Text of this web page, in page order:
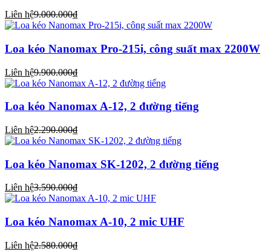
Liên hệ9.000.000₫
Loa kéo Nanomax Pro-215i, công suất max 2200W
Liên hệ9.900.000₫
Loa kéo Nanomax A-12, 2 đường tiếng
Liên hệ2.290.000₫
Loa kéo Nanomax SK-1202, 2 đường tiếng
Liên hệ3.590.000₫
Loa kéo Nanomax A-10, 2 mic UHF
Liên hệ2.580.000₫